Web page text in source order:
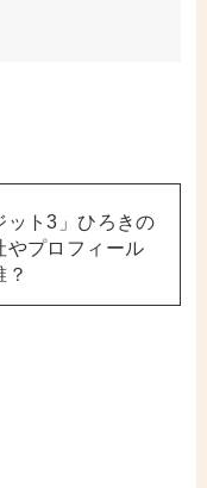
ット3」ひろきの
やプロフィール
？